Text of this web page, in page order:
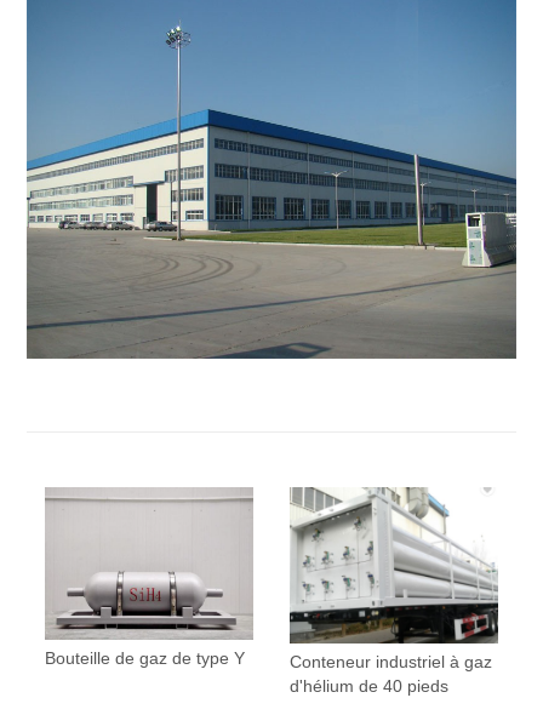
Bouteille de gaz de type Y
Conteneur industriel à gaz
d'hélium de 40 pieds